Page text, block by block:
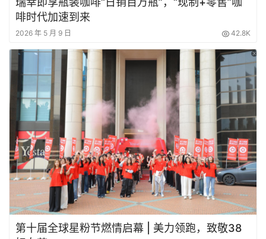
啡时代加速到来
2026 年 5 月 9 日 42.8K
第十届全球星粉节燃情启幕 | 美力领跑，致敬38